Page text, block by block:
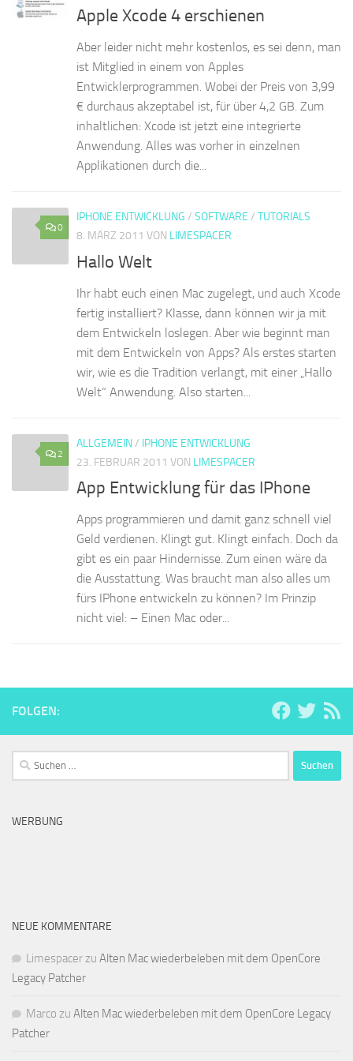
Apple Xcode 4 erschienen
Aber leider nicht mehr kostenlos, es sei denn, man
ist Mitglied in einem von Apples
Entwicklerprogrammen. Wobei der Preis von 3,99
€ durchaus akzeptabel ist, für über 4,2 GB. Zum
inhaltlichen: Xcode ist jetzt eine integrierte
Anwendung. Alles was vorher in einzelnen
Applikationen durch die...
0
IPHONE ENTWICKLUNG / SOFTWARE / TUTORIALS
8. MÄRZ 2011 VON LIMESPACER
Hallo Welt
Ihr habt euch einen Mac zugelegt, und auch Xcode
fertig installiert? Klasse, dann können wir ja mit
dem Entwickeln loslegen. Aber wie beginnt man
mit dem Entwickeln von Apps? Als erstes starten
wir, wie es die Tradition verlangt, mit einer „Hallo
Welt“ Anwendung. Also starten...
2
ALLGEMEIN/ IPHONE ENTWICKLUNG
23. FEBRUAR 2011 VON LIMESPACER
App Entwicklung für das IPhone
Apps programmieren und damit ganz schnell viel
Geld verdienen. Klingt gut. Klingt einfach. Doch da
gibt es ein paar Hindernisse. Zum einen wäre da
die Ausstattung. Was braucht man also alles um
fürs IPhone entwickeln zu können? Im Prinzip
nicht viel: – Einen Mac oder...
FOLGEN:
Suchen
nach:
WERBUNG
NEUE KOMMENTARE
Limespacerzu Alten Mac wiederbeleben mit dem OpenCore
Legacy Patcher
Marco zu Alten Mac wiederbeleben mit dem OpenCore Legacy
Patcher